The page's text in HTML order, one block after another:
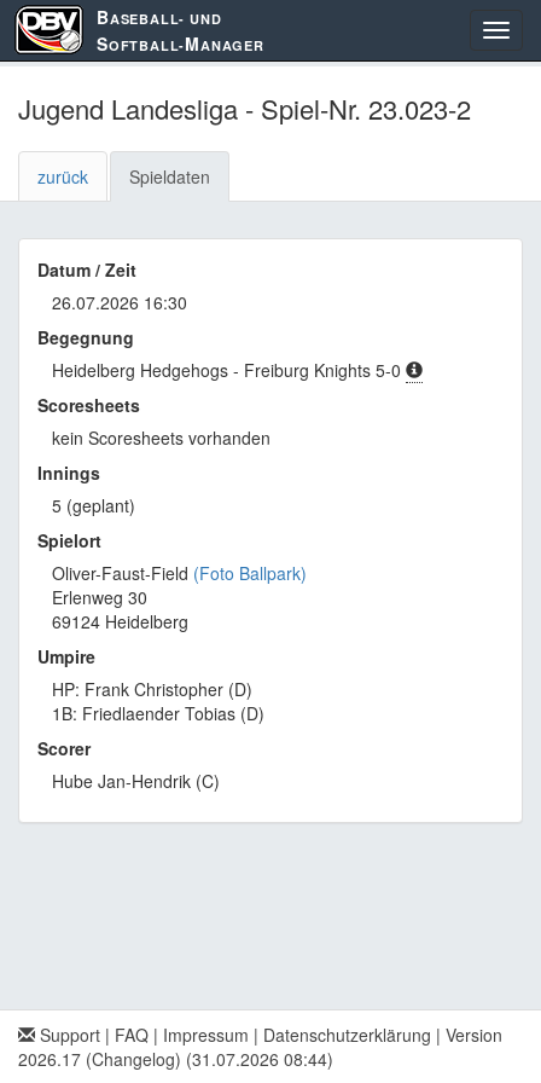
BASEBALL- UND
SOFTBALL-MANAGER
Jugend Landesliga - Spiel-Nr. 23.023-2
zurück Spieldaten
Datum / Zeit
26.07.2026 16:30
Begegnung
Heidelberg Hedgehogs - Freiburg Knights 5-0
Scoresheets
kein Scoresheets vorhanden
Innings
5 (geplant)
Spielort
Oliver-Faust-Field (Foto Ballpark)
Erlenweg 30
69124 Heidelberg
Umpire
HP: Frank Christopher (D)
1B: Friedlaender Tobias (D)
Scorer
Hube Jan-Hendrik (C)
Support | FAQ | Impressum | Datenschutzerklärung | Version
2026.17 (Changelog) (31.07.2026 08:44)